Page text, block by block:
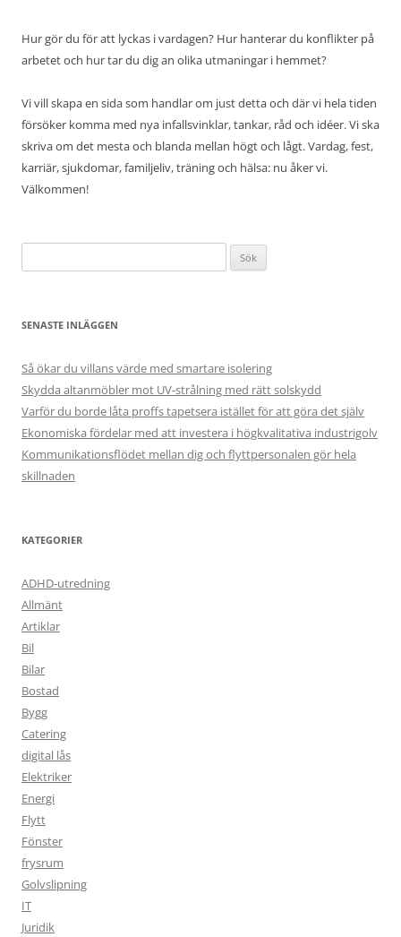
Hur gör du för att lyckas i vardagen? Hur hanterar du konflikter på
arbetet och hur tar du dig an olika utmaningar i hemmet?
Vi vill skapa en sida som handlar om just detta och där vi hela tiden
försöker komma med nya infallsvinklar, tankar, råd och idéer. Vi ska
skriva om det mesta och blanda mellan högt och lågt. Vardag, fest,
karriär, sjukdomar, familjeliv, träning och hälsa: nu åker vi.
Välkommen!
efter:
SENASTE INLÄGGEN
Så ökar du villans värde med smartare isolering
Skydda altanmöbler mot UV-strålning med rätt solskydd
Varför du borde låta proffs tapetsera istället för att göra det själv
Ekonomiska fördelar med att investera i högkvalitativa industrigolv
Kommunikationsflödet mellan dig och flyttpersonalen gör hela
skillnaden
KATEGORIER
ADHD-utredning
Allmänt
Artiklar
Bil
Bilar
Bostad
Bygg
Catering
digital lås
Elektriker
Energi
Flytt
Fönster
frysrum
Golvslipning
IT
Juridik